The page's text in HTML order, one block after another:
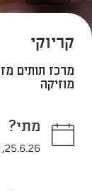
קריוקי
מרכז תותים
מוזיקה
מתי?
25.6.26